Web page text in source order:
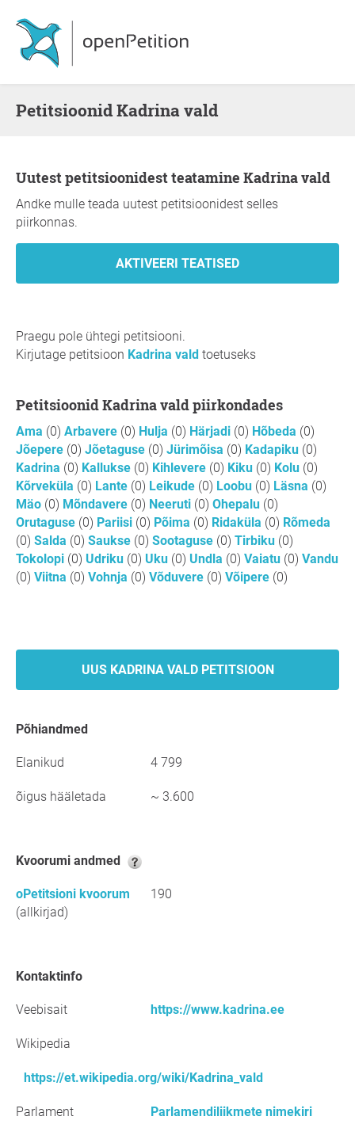
Petitsioonid Kadrina vald
Uutest petitsioonidest teatamine Kadrina vald
Andke mulle teada uutest petitsioonidest selles
piirkonnas.
Praegu pole ühtegi petitsiooni.
Kirjutage petitsioon Kadrina vald toetuseks
Petitsioonid Kadrina vald piirkondades
Ama (0) Arbavere (0) Hulja (0) Härjadi (0) Hõbeda (0)
Jõepere (0) Jõetaguse (0) Jürimõisa (0) Kadapiku (0)
Kadrina (0) Kallukse (0) Kihlevere (0) Kiku (0) Kolu (0)
Kõrveküla (0) Lante (0) Leikude (0) Loobu (0) Läsna (0)
Mäo (0) Mõndavere (0) Neeruti (0) Ohepalu (0)
Orutaguse (0) Pariisi (0) Põima (0) Ridaküla (0) Rõmeda
(0) Salda (0) Saukse (0) Sootaguse (0) Tirbiku (0)
Tokolopi (0) Udriku (0) Uku (0) Undla (0) Vaiatu (0) Vandu
(0) Viitna (0) Vohnja (0) Võduvere (0) Võipere (0)
UUS KADRINA VALD PETITSIOON
põhiandmed
Elanikud 4 799
õigus hääletada ~ 3.600
kvoorumi andmed
oPetitsioni kvoorum
(allkirjad)
190
kontaktinfo
Veebisait https://www.kadrina.ee
Wikipedia
https://et.wikipedia.org/wiki/Kadrina_vald
Parlament Parlamendiliikmete nimekiri